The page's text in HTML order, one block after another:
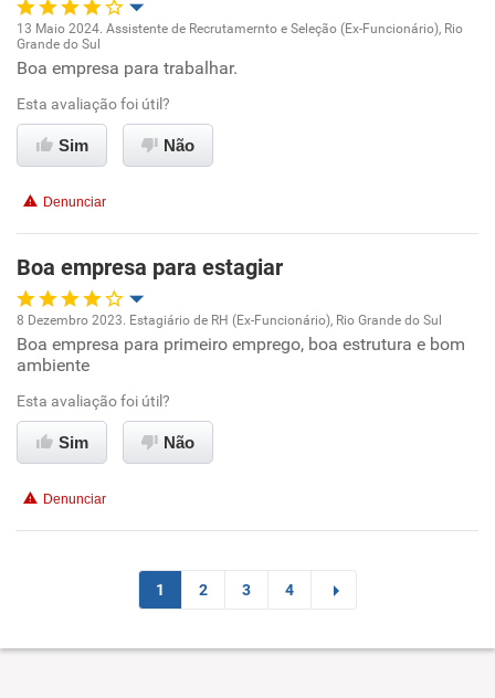
Recomenda a diretoria
Oportunidade de promoção
Ambiente de trabalho
Conciliação com a vida familiar
Recomenda esta empresa
Recomenda a diretoria
13 Maio 2024. Assistente de Recrutamernto e Seleção (Ex-Funcionário), Rio
Grande do Sul
Boa empresa para trabalhar.
Esta avaliação foi útil?
Sim Não
Denunciar
Boa empresa para estagiar
Oportunidade de promoção
Ambiente de trabalho
Conciliação com a vida familiar
Recomenda esta empresa
8 Dezembro 2023. Estagiário de RH (Ex-Funcionário), Rio Grande do Sul
Boa empresa para primeiro emprego, boa estrutura e bom
ambiente
Esta avaliação foi útil?
Sim Não
Denunciar
1 2 3 4